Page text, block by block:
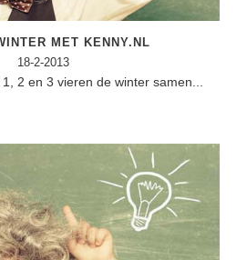
MET KENNY.NL
18-2-2013
2 en 3 vieren de winter samen...